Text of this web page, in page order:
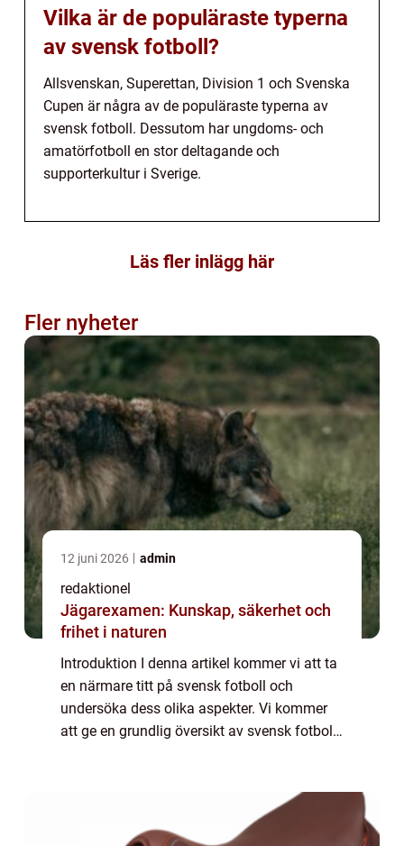
Vilka är de populäraste typerna
av svensk fotboll?
Allsvenskan, Superettan, Division 1 och Svenska
Cupen är några av de populäraste typerna av
svensk fotboll. Dessutom har ungdoms- och
amatörfotboll en stor deltagande och
supporterkultur i Sverige.
Läs fler inlägg här
Fler nyheter
12 juni 2026 admin
redaktionel
Jägarexamen: Kunskap, säkerhet och
frihet i naturen
Introduktion I denna artikel kommer vi att ta
en närmare titt på svensk fotboll och
undersöka dess olika aspekter. Vi kommer
att ge en grundlig översikt av svensk fotboll,